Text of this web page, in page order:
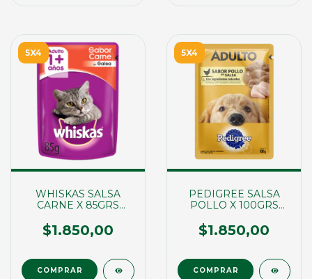
5X4
WHISKAS SALSA
CARNE X 85GRS
$1.850,00
5X4
PEDIGREE SALSA
POLLO X 100GRS
$1.850,00